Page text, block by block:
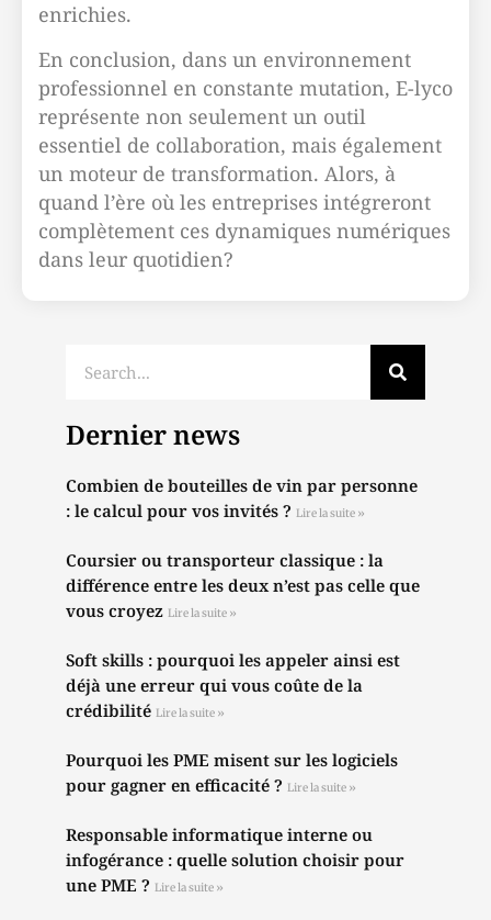
enrichies.
En conclusion, dans un environnement
professionnel en constante mutation, E-lyco
représente non seulement un outil
essentiel de collaboration, mais également
un moteur de transformation. Alors, à
quand l’ère où les entreprises intégreront
complètement ces dynamiques numériques
dans leur quotidien?
Dernier news
Combien de bouteilles de vin par personne
: le calcul pour vos invités ? Lire la suite »
Coursier ou transporteur classique : la
différence entre les deux n’est pas celle que
vous croyez Lire la suite »
Soft skills : pourquoi les appeler ainsi est
déjà une erreur qui vous coûte de la
crédibilité Lire la suite »
Pourquoi les PME misent sur les logiciels
pour gagner en efficacité ? Lire la suite »
Responsable informatique interne ou
infogérance : quelle solution choisir pour
une PME ? Lire la suite »